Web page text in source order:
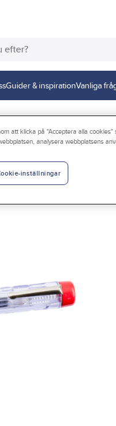
Guider & inspirationVanliga
Testmejslar
att klicka på "Acceptera alla
analysera webbplatsens
inställningar